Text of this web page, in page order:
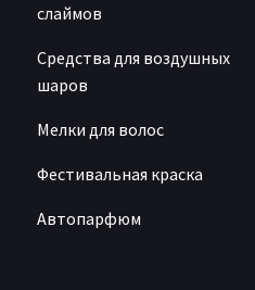
слаймов
Средства для воздушных
шаров
Мелки для волос
Фестивальная краска
Автопарфюм